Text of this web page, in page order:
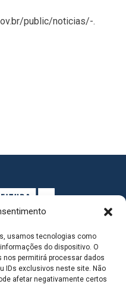
usamos tecnologias como
do dispositivo. O
permitirá processar dados
IDs exclusivos neste site. Não
afetar negativamente certos
public/noticias/-.